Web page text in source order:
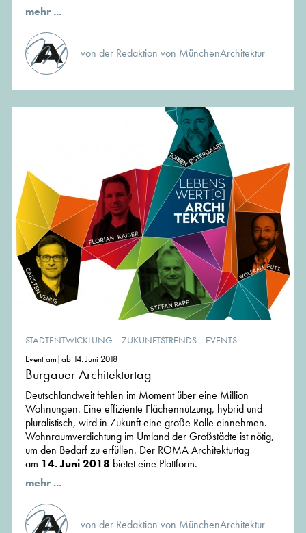
mehr ...
von der Redaktion von MünchenArchitektur
STADTENTWICKLUNG | ZUKUNFTSTRENDS | EVENTS
Event am|ab 14. Juni 2018
Burgauer Architekturtag
Deutschlandweit fehlen im Moment über eine Million
Wohnungen. Eine effiziente Flächennutzung, hybrid und
pluralistisch, wird in Zukunft eine große Rolle einnehmen.
Wohnraumverdichtung im Umland der Großstädte ist nötig,
um den Bedarf zu erfüllen. Der ROMA Architekturtag
am 14. Juni 2018 bietet eine Plattform.
mehr ...
von der Redaktion von MünchenArchitektur